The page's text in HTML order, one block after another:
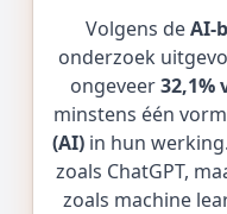
Volgens deAI-
onderzoek
ongeveer32,1%
minstens één
(AI) in hun
zoals ChatGPT,
zoals machine